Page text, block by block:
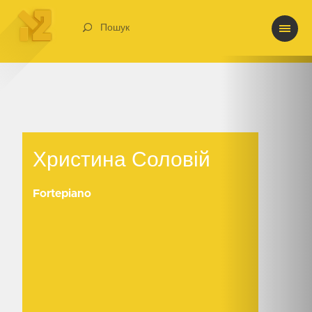
Пошук
Христина Соловій
Fortepiano